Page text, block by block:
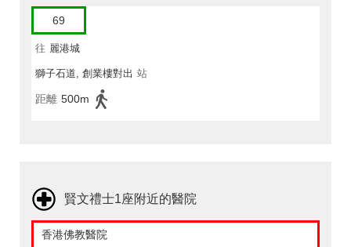
69
往 麗港城
獅子石道, 創業樓對出 站
距離 500m
賢文禮士1座附近的醫院
香港佛教醫院